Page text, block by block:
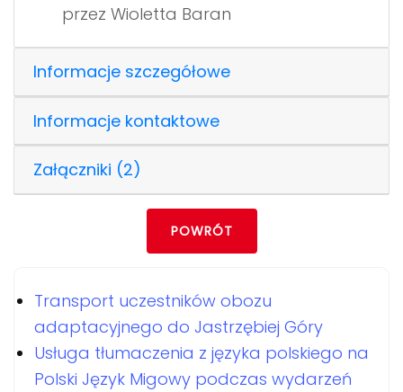
przez Wioletta Baran
Informacje szczegółowe
Informacje kontaktowe
Załączniki (2)
POWRÓT
Transport uczestników obozu
adaptacyjnego do Jastrzębiej Góry
Usługa tłumaczenia z języka polskiego na
Polski Język Migowy podczas wydarzeń